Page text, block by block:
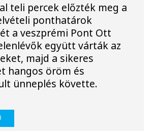
teli percek előzték meg a
ponthatárok
a veszprémi Pont Ott
együtt várták az
majd a sikeres
hangos öröm és
ünneplés követte.